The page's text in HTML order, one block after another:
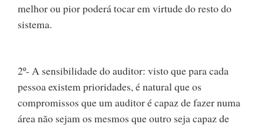
melhor ou pior poderá tocar em virtude do resto do
sistema.
2º- A sensibilidade do auditor: visto que para cada
pessoa existem prioridades, é natural que os
compromissos que um auditor é capaz de fazer numa
área não sejam os mesmos que outro seja capaz de